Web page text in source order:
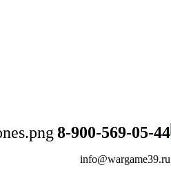
8-900-569-05-44
info@wargame39.ru